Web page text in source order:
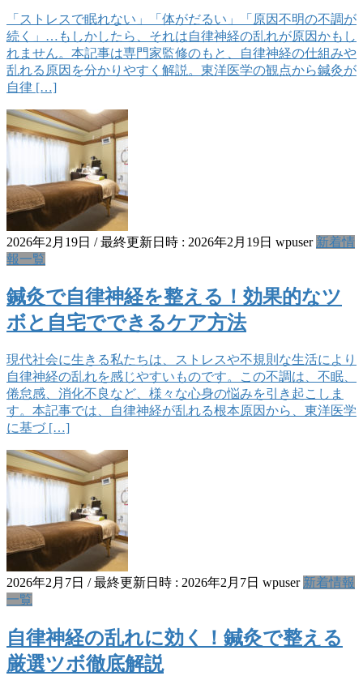
「ストレスで眠れない」「体がだるい」「原因不明の不調が
続く」…もしかしたら、それは自律神経の乱れが原因かもし
れません。本記事は専門家監修のもと、自律神経の仕組みや
乱れる原因を分かりやすく解説。東洋医学の観点から鍼灸が
自律 […]
2026年2月19日 / 最終更新日時 : 2026年2月19日 wpuser 新着情
報一覧
鍼灸で自律神経を整える！効果的なツ
ボと自宅でできるケア方法
現代社会に生きる私たちは、ストレスや不規則な生活により
自律神経の乱れを感じやすいものです。この不調は、不眠、
倦怠感、消化不良など、様々な心身の悩みを引き起こしま
す。本記事では、自律神経が乱れる根本原因から、東洋医学
に基づ […]
2026年2月7日 / 最終更新日時 : 2026年2月7日 wpuser 新着情報
一覧
自律神経の乱れに効く！鍼灸で整える
厳選ツボ徹底解説